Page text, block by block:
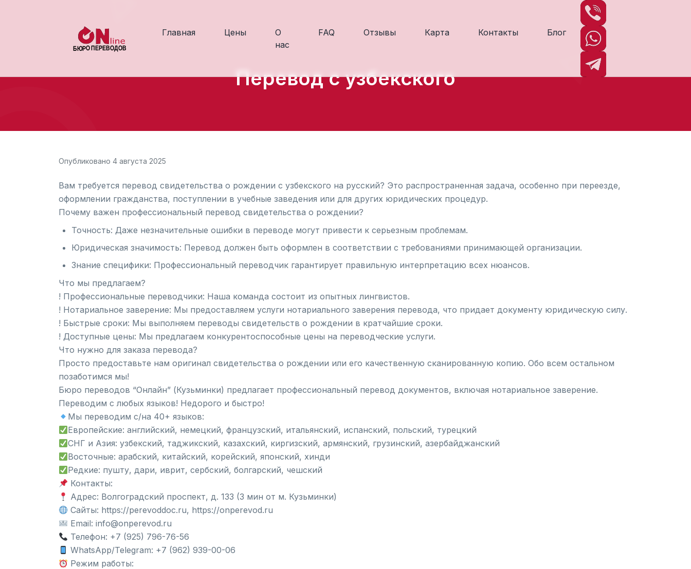
Главная Цены
О
нас
FAQ Отзывы Карта Контакты Блог
Перевод с узбекского
Опубликовано 4 августа 2025
Вам требуется перевод свидетельства о рождении с узбекского на русский? Это распространенная задача, особенно при переезде,
оформлении гражданства, поступлении в учебные заведения или для других юридических процедур.
Почему важен профессиональный перевод свидетельства о рождении?
Точность: Даже незначительные ошибки в переводе могут привести к серьезным проблемам.
Юридическая значимость: Перевод должен быть оформлен в соответствии с требованиями принимающей организации.
Знание специфики: Профессиональный переводчик гарантирует правильную интерпретацию всех нюансов.
Что мы предлагаем?
! Профессиональные переводчики: Наша команда состоит из опытных лингвистов.
! Нотариальное заверение: Мы предоставляем услуги нотариального заверения перевода, что придает документу юридическую силу.
! Быстрые сроки: Мы выполняем переводы свидетельств о рождении в кратчайшие сроки.
! Доступные цены: Мы предлагаем конкурентоспособные цены на переводческие услуги.
Что нужно для заказа перевода?
Просто предоставьте нам оригинал свидетельства о рождении или его качественную сканированную копию. Обо всем остальном
позаботимся мы!
Бюро переводов “Онлайн” (Кузьминки) предлагает профессиональный перевод документов, включая нотариальное заверение.
Переводим с любых языков! Недорого и быстро!
Мы переводим с/на 40+ языков:
Европейские: английский, немецкий, французский, итальянский, испанский, польский, турецкий
СНГ и Азия: узбекский, таджикский, казахский, киргизский, армянский, грузинский, азербайджанский
Восточные: арабский, китайский, корейский, японский, хинди
Редкие: пушту, дари, иврит, сербский, болгарский, чешский
Контакты:
Адрес: Волгоградский проспект, д. 133 (3 мин от м. Кузьминки)
Сайты: https://perevoddoc.ru, https://onperevod.ru
Email: info@onperevod.ru
Телефон: +7 (925) 796-76-56
WhatsApp/Telegram: +7 (962) 939-00-06
Режим работы: